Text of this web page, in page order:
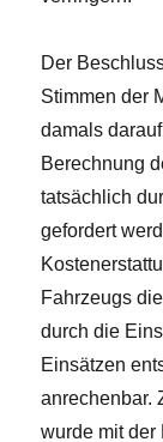
Der
Stimmen der
damals
Berechnung
tatsächlich
gefordert
Fahrzeugs
durch die
Einsätzen
anrechenbar.
wurde mit der